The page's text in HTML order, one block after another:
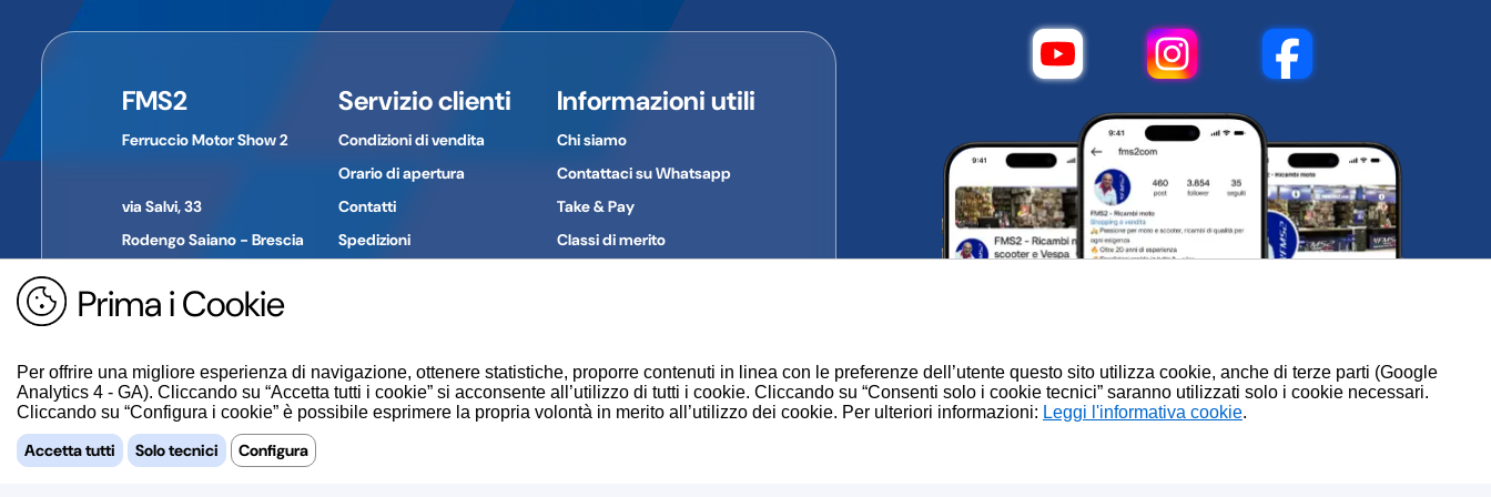
Prima i Cookie
Per offrire una migliore esperienza di navigazione, ottenere statistiche, proporre contenuti in linea con le preferenze dell’utente questo sito utilizza cookie, anche di terze parti (Google
Analytics 4 - GA). Cliccando su “Accetta tutti i cookie” si acconsente all’utilizzo di tutti i cookie. Cliccando su “Consenti solo i cookie tecnici” saranno utilizzati solo i cookie necessari.
Cliccando su “Configura i cookie” è possibile esprimere la propria volontà in merito all’utilizzo dei cookie. Per ulteriori informazioni:
.
Accetta tutti Solo tecnici Configura
Informazioni di contatto del produttore/importatore:
Nome dell'azienda:POLINI MOTORI SPA
Provincia:
Paese:Italia
FMS2
Ferruccio Motor Show 2
via Salvi, 33
Rodengo Saiano - Brescia
Tel. +39 030 610774
Servizio clienti
Condizioni di vendita
Orario di apertura
Contatti
Spedizioni
Informazioni utili
Chi siamo
Contattaci su Whatsapp
Take & Pay
Classi di merito